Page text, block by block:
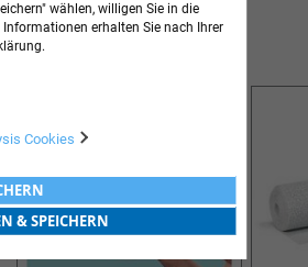
4Elemente
GIPSBINDEN & LONGUETTEN
wählen, willigen Sie in die
erhalten Sie nach Ihrer
Cookies
& SPEICHERN